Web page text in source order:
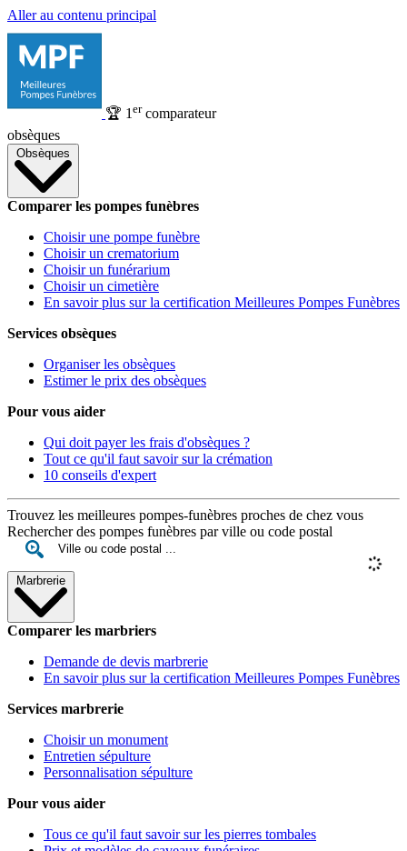
Aller au contenu principal
🏆 1 ercomparateur
obsèques
Obsèques
Comparer les pompes funèbres
Choisir une pompe funèbre
Choisir un crematorium
Choisir un funérarium
Choisir un cimetière
En savoir plus sur la certification Meilleures Pompes Funèbres
Services obsèques
Organiser les obsèques
Estimer le prix des obsèques
Pour vous aider
Qui doit payer les frais d'obsèques ?
Tout ce qu'il faut savoir sur la crémation
10 conseils d'expert
Trouvez les meilleures pompes-funèbres proches de chez vous
Rechercher des pompes funèbres par ville ou code postal
Marbrerie
Comparer les marbriers
Demande de devis marbrerie
En savoir plus sur la certification Meilleures Pompes Funèbres
Services marbrerie
Choisir un monument
Entretien sépulture
Personnalisation sépulture
Pour vous aider
Tous ce qu'il faut savoir sur les pierres tombales